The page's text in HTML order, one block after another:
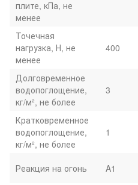
плите, кПа, не
менее
Точечная
нагрузка, Н, не
менее
400
Долговременное
водопоглощение,
кг/м², не более
3
Кратковременное
водопоглощение,
кг/м², не более
1
Реакция на огонь A1